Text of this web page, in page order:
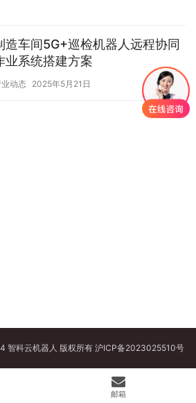
造车间5G+巡检机器人远程协同
业系统搭建方案
动态 2025年5月21日
科云机器人 版权所有 沪ICP备2023025510号
邮箱